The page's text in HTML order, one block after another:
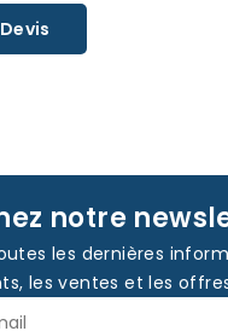
notre
les dernières
les ventes et les